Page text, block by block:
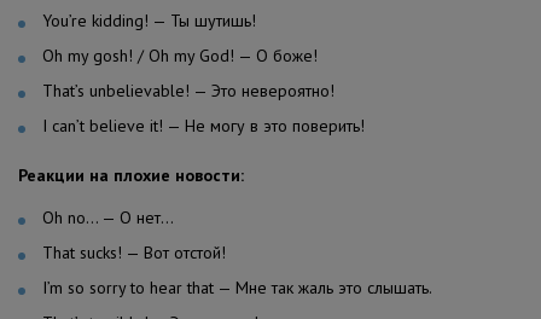
You’re kidding! — Ты шутишь!
Oh my gosh! / Oh my God! — О боже!
That’s unbelievable! — Это невероятно!
I can’t believe it! — Не могу в это поверить!
Реакции на плохие новости:
Oh no… — О нет…
That sucks! — Вот отстой!
I’m so sorry to hear that — Мне так жаль это слышать.